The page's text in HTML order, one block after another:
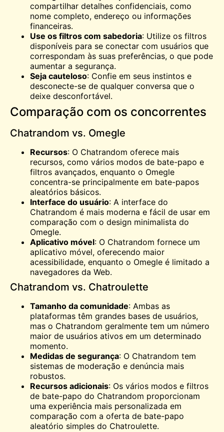
compartilhar detalhes confidenciais, como
nome completo, endereço ou informações
financeiras.
Use os filtros com sabedoria: Utilize os filtros
disponíveis para se conectar com usuários que
correspondam às suas preferências, o que pode
aumentar a segurança.
Seja cauteloso: Confie em seus instintos e
desconecte-se de qualquer conversa que o
deixe desconfortável.
Comparação com os concorrentes
Chatrandom vs. Omegle
Recursos: O Chatrandom oferece mais
recursos, como vários modos de bate-papo e
filtros avançados, enquanto o Omegle
concentra-se principalmente em bate-papos
aleatórios básicos.
Interface do usuário: A interface do
Chatrandom é mais moderna e fácil de usar em
comparação com o design minimalista do
Omegle.
Aplicativo móvel: O Chatrandom fornece um
aplicativo móvel, oferecendo maior
acessibilidade, enquanto o Omegle é limitado a
navegadores da Web.
Chatrandom vs. Chatroulette
Tamanho da comunidade: Ambas as
plataformas têm grandes bases de usuários,
mas o Chatrandom geralmente tem um número
maior de usuários ativos em um determinado
momento.
Medidas de segurança: O Chatrandom tem
sistemas de moderação e denúncia mais
robustos.
Recursos adicionais: Os vários modos e filtros
de bate-papo do Chatrandom proporcionam
uma experiência mais personalizada em
comparação com a oferta de bate-papo
aleatório simples do Chatroulette.